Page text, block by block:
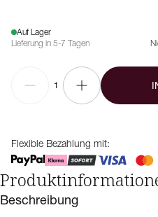
Auf Lager
Lieferung in 5-7 Tagen
1
Flexible Bezahlung mit:
Beschreibung